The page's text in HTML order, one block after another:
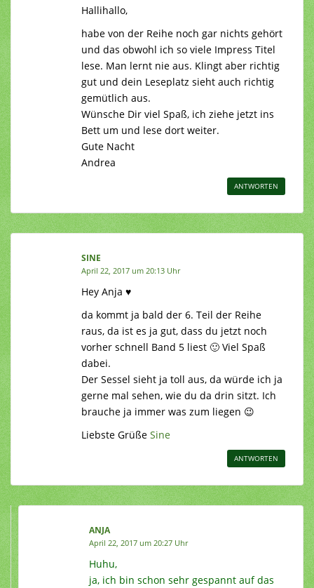
Hallihallo,
habe von der Reihe noch gar nichts gehört
und das obwohl ich so viele Impress Titel
lese. Man lernt nie aus. Klingt aber richtig
gut und dein Leseplatz sieht auch richtig
gemütlich aus.
Wünsche Dir viel Spaß, ich ziehe jetzt ins
Bett um und lese dort weiter.
Gute Nacht
Andrea
ANTWORTEN
SINE
April 22, 2017 um 20:13 Uhr
Hey Anja ♥
da kommt ja bald der 6. Teil der Reihe
raus, da ist es ja gut, dass du jetzt noch
vorher schnell Band 5 liest 🙂 Viel Spaß
dabei.
Der Sessel sieht ja toll aus, da würde ich ja
gerne mal sehen, wie du da drin sitzt. Ich
brauche ja immer was zum liegen 😉
Liebste Grüße Sine
ANTWORTEN
ANJA
April 22, 2017 um 20:27 Uhr
Huhu,
ja, ich bin schon sehr gespannt auf das